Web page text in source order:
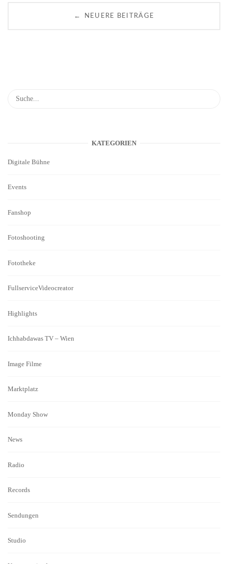
g
a
t
i
o
← NEUERE BEITRÄGE
KATEGORIEN
Digitale Bühne
Events
Fanshop
Fotoshooting
Fototheke
FullserviceVideocreator
Highlights
Ichhabdawas TV – Wien
Image Filme
Marktplatz
Monday Show
News
Radio
Records
Sendungen
Studio